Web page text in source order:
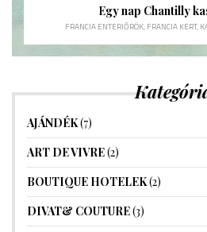
Egy nap Chantilly
FRANCIA ENTERIŐRÖK, FRANCIA KERT,
AJÁNDÉK(7)
ART DE VIVRE(2)
BOUTIQUE HOTELEK(2)
DIVAT& COUTURE(3)